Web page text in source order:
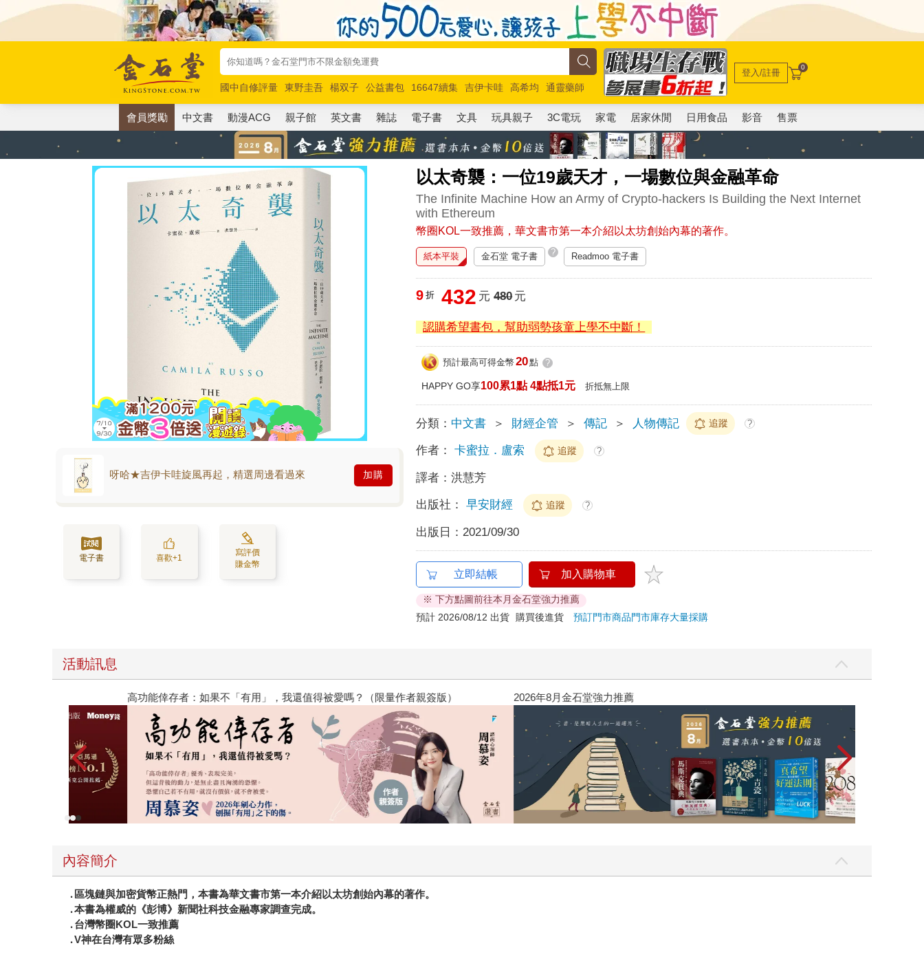
國中自修評量 東野圭吾 楊双子 公益書包 16647續集 吉伊卡哇 高希均
通靈藥師
唯紅花綻放
奧德賽 路邊攤新作 馬斯克 玩具總動員5 超慢跑
登入/註冊 0
會員獎勵 中文書 動漫ACG 親子館 英文書 雜誌 電子書 文具 玩具親子 3C電玩 家電 居家休閒 日用食品 影音 售票
以太奇襲：一位19歲天才，一場數位與金融革命
The Infinite Machine How an Army of Crypto-hackers Is Building the Next Internet
with Ethereum
幣圈KOL一致推薦，華文書市第一本介紹以太坊創始內幕的著作。
呀哈★吉伊卡哇旋風再起，精選周邊看過來 加購
電子書 喜歡+1
寫評價
賺金幣
紙本平裝 金石堂 電子書 ? Readmoo 電子書
9 折 432 元 480元
認購希望書包，幫助弱勢孩童上學不中斷！
預計最高可得金幣 20點 ?
HAPPY GO享100累1點 4點抵1元 折抵無上限
分類： 中文書 ＞ 財經企管 ＞ 傳記 ＞ 人物傳記 追蹤 ?
作者： 卡蜜拉．盧索 追蹤 ?
譯者：洪慧芳
出版社： 早安財經 追蹤 ?
出版日： 2021/09/30
立即結帳 加入購物車
※ 下方點圖前往本月金石堂強力推薦
預計 2026/08/12 出貨
購買後進貨預訂門市商品門市庫存大量採購
活動訊息
高功能倖存者：如果不「有用」，我還值得被愛嗎？（限量作者親簽版） 2026年8月金石堂強力推薦
內容簡介
․區塊鏈與加密貨幣正熱門，本書為華文書市第一本介紹以太坊創始內幕的著作。
․本書為權威的《彭博》新聞社科技金融專家調查完成。
․台灣幣圈KOL一致推薦
․V神在台灣有眾多粉絲